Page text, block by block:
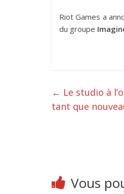
Riot Games a
du groupe
← Le studio à
tant que
Vous